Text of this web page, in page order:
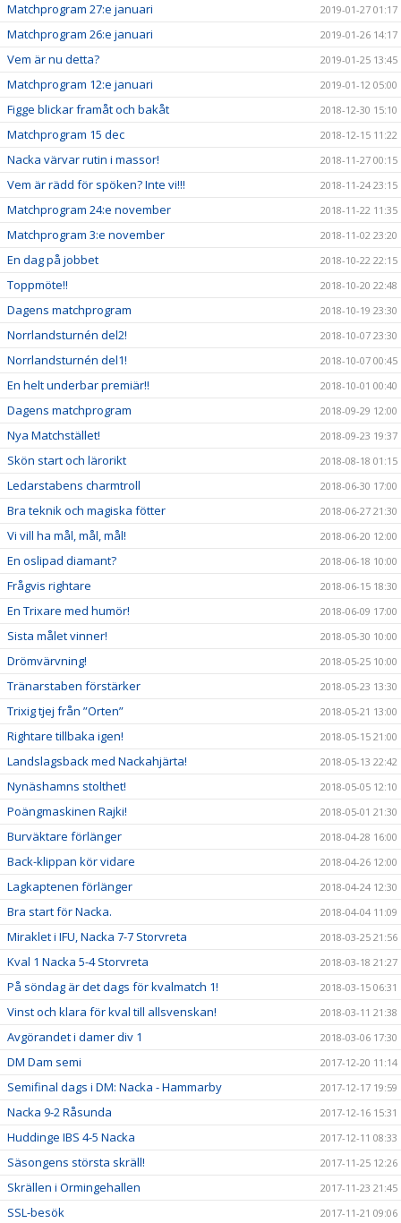
Matchprogram 27:e januari 2019-01-27 01:17
Matchprogram 26:e januari 2019-01-26 14:17
Vem är nu detta? 2019-01-25 13:45
Matchprogram 12:e januari 2019-01-12 05:00
Figge blickar framåt och bakåt 2018-12-30 15:10
Matchprogram 15 dec 2018-12-15 11:22
Nacka värvar rutin i massor! 2018-11-27 00:15
Vem är rädd för spöken? Inte vi!!! 2018-11-24 23:15
Matchprogram 24:e november 2018-11-22 11:35
Matchprogram 3:e november 2018-11-02 23:20
En dag på jobbet 2018-10-22 22:15
Toppmöte!! 2018-10-20 22:48
Dagens matchprogram 2018-10-19 23:30
Norrlandsturnén del2! 2018-10-07 23:30
Norrlandsturnén del1! 2018-10-07 00:45
En helt underbar premiär!! 2018-10-01 00:40
Dagens matchprogram 2018-09-29 12:00
Nya Matchstället! 2018-09-23 19:37
Skön start och lärorikt 2018-08-18 01:15
Ledarstabens charmtroll 2018-06-30 17:00
Bra teknik och magiska fötter 2018-06-27 21:30
Vi vill ha mål, mål, mål! 2018-06-20 12:00
En oslipad diamant? 2018-06-18 10:00
Frågvis rightare 2018-06-15 18:30
En Trixare med humör! 2018-06-09 17:00
Sista målet vinner! 2018-05-30 10:00
Drömvärvning! 2018-05-25 10:00
Tränarstaben förstärker 2018-05-23 13:30
Trixig tjej från ”Orten” 2018-05-21 13:00
Rightare tillbaka igen! 2018-05-15 21:00
Landslagsback med Nackahjärta! 2018-05-13 22:42
Nynäshamns stolthet! 2018-05-05 12:10
Poängmaskinen Rajki! 2018-05-01 21:30
Burväktare förlänger 2018-04-28 16:00
Back-klippan kör vidare 2018-04-26 12:00
Lagkaptenen förlänger 2018-04-24 12:30
Bra start för Nacka. 2018-04-04 11:09
Miraklet i IFU, Nacka 7-7 Storvreta 2018-03-25 21:56
Kval 1 Nacka 5-4 Storvreta 2018-03-18 21:27
På söndag är det dags för kvalmatch 1! 2018-03-15 06:31
Vinst och klara för kval till allsvenskan! 2018-03-11 21:38
Avgörandet i damer div 1 2018-03-06 17:30
DM Dam semi 2017-12-20 11:14
Semifinal dags i DM: Nacka - Hammarby 2017-12-17 19:59
Nacka 9-2 Råsunda 2017-12-16 15:31
Huddinge IBS 4-5 Nacka 2017-12-11 08:33
Säsongens största skräll! 2017-11-25 12:26
Skrällen i Ormingehallen 2017-11-23 21:45
SSL-besök 2017-11-21 09:06